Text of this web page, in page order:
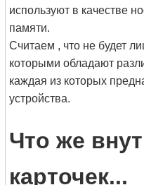
используют в качестве
памяти.
Считаем , что не будет
которыми обладают
каждая из которых
устройства.
Что же
карточек...